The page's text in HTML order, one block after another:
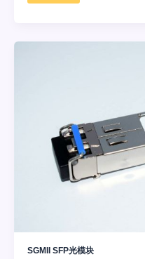
SGMII SFP光模块